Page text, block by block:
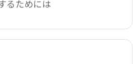
るためには